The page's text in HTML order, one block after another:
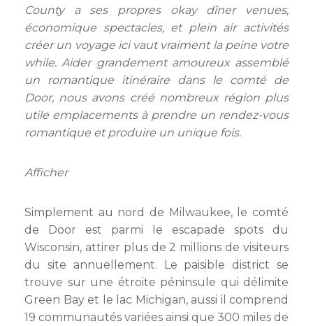
County a ses propres okay dîner venues,
économique spectacles, et plein air activités
créer un voyage ici vaut vraiment la peine votre
while. Aider grandement amoureux assemblé
un romantique itinéraire dans le comté de
Door, nous avons créé nombreux région plus
utile emplacements à prendre un rendez-vous
romantique et produire un unique fois.
Afficher
Simplement au nord de Milwaukee, le comté
de Door est parmi le escapade spots du
Wisconsin, attirer plus de 2 millions de visiteurs
du site annuellement. Le paisible district se
trouve sur une étroite péninsule qui délimite
Green Bay et le lac Michigan, aussi il comprend
19 communautés variées ainsi que 300 miles de